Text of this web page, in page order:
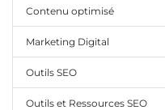
Contenu optimisé
Marketing Digital
Outils SEO
Outils et Ressources SEO